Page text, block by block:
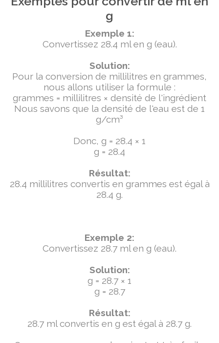
g
Exemple 1:
Convertissez 28.4 ml en g (eau).
Solution:
Pour la conversion de millilitres en grammes,
nous allons utiliser la formule :
grammes = millilitres × densité de l'ingrédient
Nous savons que la densité de l'eau est de 1
g/cm³
Donc, g = 28.4 × 1
g = 28.4
Résultat:
28.4 millilitres convertis en grammes est égal à
28.4 g.
Exemple 2:
Convertissez 28.7 ml en g (eau).
Solution:
g = 28.7 × 1
g = 28.7
Résultat:
28.7 ml convertis en g est égal à 28.7 g.